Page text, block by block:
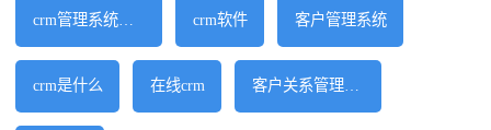
crm管理系统软件 crm软件 客户管理系统
crm是什么 在线crm 客户关系管理软件